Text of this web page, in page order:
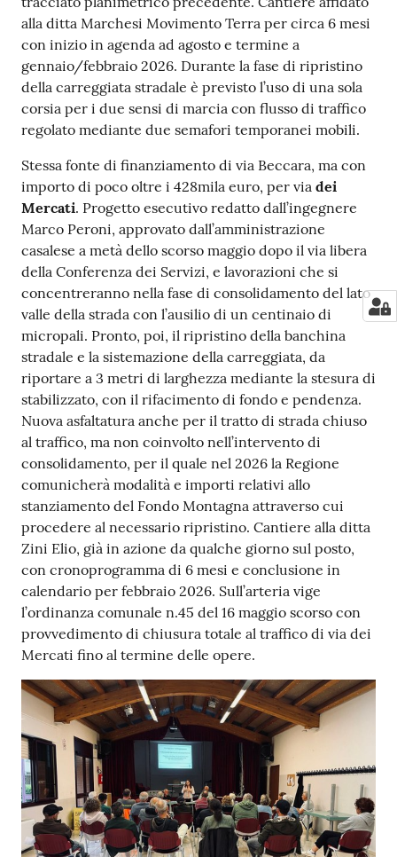
alla ditta Marchesi Movimento Terra per circa 6 mesi
con inizio in agenda ad agosto e termine a
gennaio/febbraio 2026. Durante la fase di ripristino
della carreggiata stradale è previsto l’uso di una sola
corsia per i due sensi di marcia con flusso di traffico
regolato mediante due semafori temporanei mobili.
Stessa fonte di finanziamento di via Beccara, ma con
importo di poco oltre i 428mila euro, per via dei
Mercati. Progetto esecutivo redatto dall’ingegnere
Marco Peroni, approvato dall’amministrazione
casalese a metà dello scorso maggio dopo il via libera
della Conferenza dei Servizi, e lavorazioni che si
concentreranno nella fase di consolidamento del lato
valle della strada con l’ausilio di un centinaio di
micropali. Pronto, poi, il ripristino della banchina
stradale e la sistemazione della carreggiata, da
riportare a 3 metri di larghezza mediante la stesura di
stabilizzato, con il rifacimento di fondo e pendenza.
Nuova asfaltatura anche per il tratto di strada chiuso
al traffico, ma non coinvolto nell’intervento di
consolidamento, per il quale nel 2026 la Regione
comunicherà modalità e importi relativi allo
stanziamento del Fondo Montagna attraverso cui
procedere al necessario ripristino. Cantiere alla ditta
Zini Elio, già in azione da qualche giorno sul posto,
con cronoprogramma di 6 mesi e conclusione in
calendario per febbraio 2026. Sull’arteria vige
l’ordinanza comunale n.45 del 16 maggio scorso con
provvedimento di chiusura totale al traffico di via dei
Mercati fino al termine delle opere.